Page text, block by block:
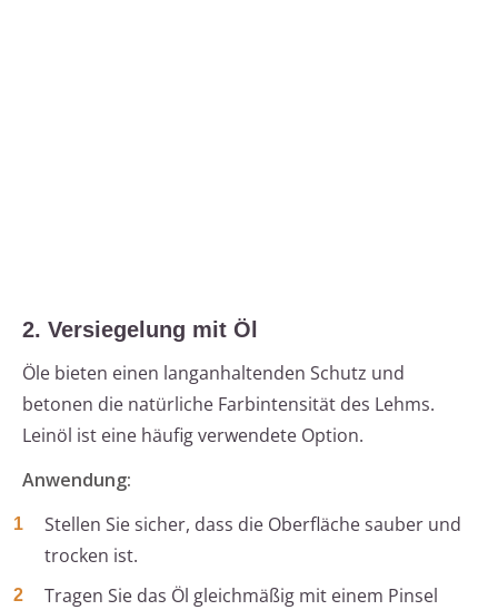
2. Versiegelung mit Öl
Öle bieten einen langanhaltenden Schutz und
betonen die natürliche Farbintensität des Lehms.
Leinöl ist eine häufig verwendete Option.
Anwendung:
Stellen Sie sicher, dass die Oberfläche sauber und
trocken ist.
Tragen Sie das Öl gleichmäßig mit einem Pinsel